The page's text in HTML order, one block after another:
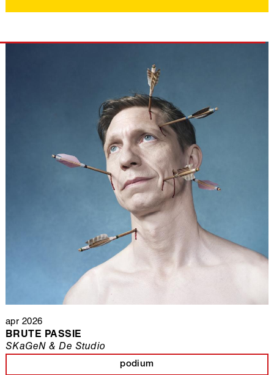
apr 2026
BRUTE PASSIE
podium
SKaGeN & De Studio